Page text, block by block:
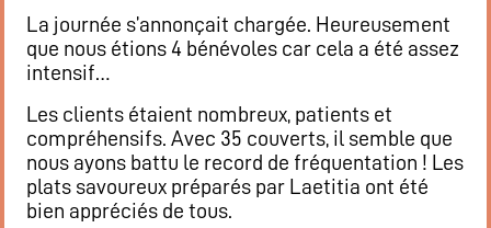
La journée s’annonçait chargée. Heureusement
que nous étions 4 bénévoles car cela a été assez
intensif…
Les clients étaient nombreux, patients et
compréhensifs. Avec 35 couverts, il semble que
nous ayons battu le record de fréquentation ! Les
plats savoureux préparés par Laetitia ont été
bien appréciés de tous.